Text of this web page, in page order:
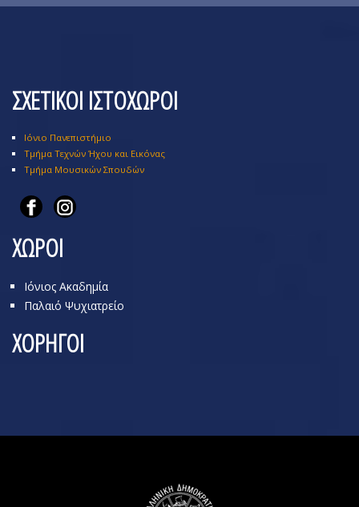
ΣΧΕΤΙΚΟΙ ΙΣΤΟΧΩΡΟΙ
Ιόνιο Πανεπιστήμιο
Τμήμα Τεχνών Ήχου και Εικόνας
Τμήμα Μουσικών Σπουδών
ΧΩΡΟΙ
Ιόνιος Ακαδημία
Παλαιό Ψυχιατρείο
ΧΟΡΗΓΟΙ